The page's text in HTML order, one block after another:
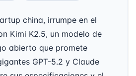
china, irrumpe en el
Kimi K2.5, un modelo de
abierto que promete
GPT-5.2 y Claude